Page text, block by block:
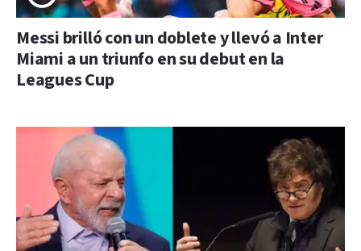
Messi brilló con un doblete y llevó a Inter
Miami a un triunfo en su debut en la
Leagues Cup